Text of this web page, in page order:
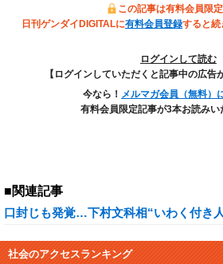
この記事は有料会員限定
日刊ゲンダイDIGITALに有料会員登録すると続
ログインして読む
【ログインしていただくと記事中の広告
今なら！ メルマガ会員（無料）
有料会員限定記事が3本お読みい
■関連記事
口封じも発覚…下村文科相“いわく付き
社会のアクセスランキング